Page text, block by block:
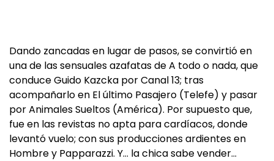
Dando zancadas en lugar de pasos, se convirtió en
una de las sensuales azafatas de A todo o nada, que
conduce Guido Kazcka por Canal 13; tras
acompañarlo en El último Pasajero (Telefe) y pasar
por Animales Sueltos (América). Por supuesto que,
fue en las revistas no apta para cardíacos, donde
levantó vuelo; con sus producciones ardientes en
Hombre y Papparazzi. Y… la chica sabe vender…